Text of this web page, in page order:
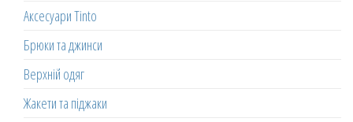
Аксесуари Tinto
Брюки та джинси
Верхній одяг
Жакети та піджаки